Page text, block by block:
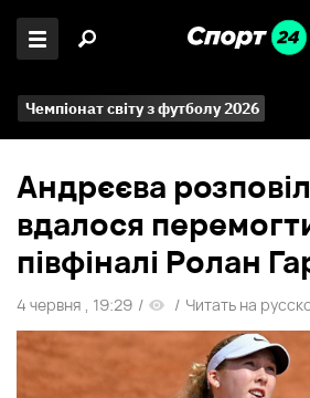
Чемпіонат світу з футболу 2026
Андрєєва
вдалося
півфіналі Ролан
4 червня , 19:29 / / Читать на